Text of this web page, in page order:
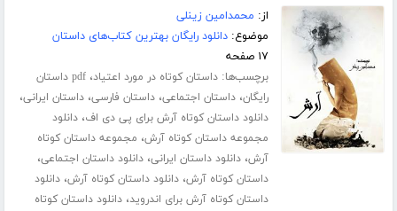
از: محمدامین زینلی
موضوع:دانلود رایگان بهترین کتاب‌های داستان
۱۷ صفحه
برچسب‌ها:داستان کوتاه در مورد اعتیاد،
pdf داستان
رایگان،داستان اجتماعی،داستان فارسی،داستان ایرانی،
دانلود داستان کوتاه آرش برای پی دی اف،دانلود
مجموعه داستان کوتاه آرش، مجموعه داستان کوتاه
آرش،دانلود داستان ایرانی،دانلود داستان اجتماعی،
داستان کوتاه آرش،دانلود داستان کوتاه آرش،دانلود
داستان کوتاه آرش برای اندروید،دانلود داستان کوتاه